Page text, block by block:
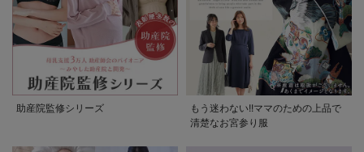
助産院監修シリーズ
もう迷わない!!ママのための上品で
清楚なお宮参り服